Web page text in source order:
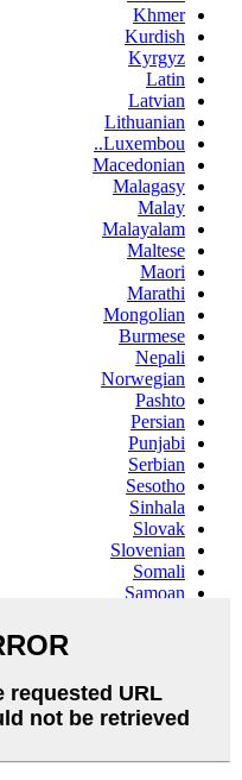
Khmer
Kurdish
Kyrgyz
Latin
Latvian
Lithuanian
Luxembou..
Macedonian
Malagasy
Malay
Malayalam
Maltese
Maori
Marathi
Mongolian
Burmese
Nepali
Norwegian
Pashto
Persian
Punjabi
Serbian
Sesotho
Sinhala
Slovak
Slovenian
Somali
Samoan
Swahili
Tajik
Telugu